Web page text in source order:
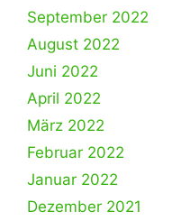
September 2022
August 2022
Juni 2022
April 2022
März 2022
Februar 2022
Januar 2022
Dezember 2021